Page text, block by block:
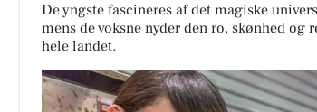
De yngste fascineres af det magiske
mens de voksne nyder den ro, skønhed og
hele landet.